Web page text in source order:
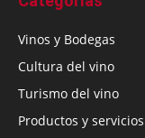
Vinos y Bodegas
Cultura del vino
Turismo del vino
Productos y servicios